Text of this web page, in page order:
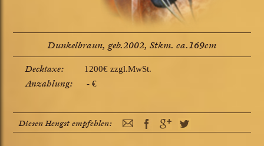
Dunkelbraun, geb.2002, Stkm. ca.169cm
Decktaxe: 1200€ zzgl.MwSt.
Anzahlung: - €
Diesen Hengst empfehlen: